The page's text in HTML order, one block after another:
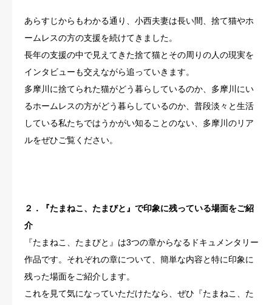
あらすじからもわかる通り、小西夫妻は長い間、捨て猫やホ
ームレスの方の支援を続けてきました。
長年の支援の中で見えてきた捨て猫とその周りの人の現実を
インタビューも交えながら追っていきます。
多摩川に捨てられた猫がどう暮らしているのか、多摩川にい
るホームレスの方がどう暮らしているのか、普段淡々と生活
している私たちではうかがい知ることのない、多摩川のリア
ルをぜひご覧ください。
２．『たまねこ、たまびと』で印象に残っている場面をご紹
介
『たまねこ、たまびと』は3つの章からなるドキュメンタリー
作品です。それぞれの章について、簡単な内容と特に印象に
残った場面をご紹介します。
これを見て気になっていただけたなら、ぜひ『たまねこ、た